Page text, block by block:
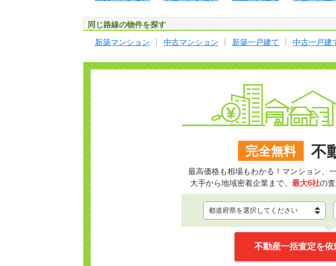
同じ路線の物件を探す
新築マンション 中古マンション 新築一戸建て 中古一戸建
完全無料 不
最高価格も相場もわかる！マンション、
大手から地域密着企業まで、 最大6社の
不動産一括査定を依